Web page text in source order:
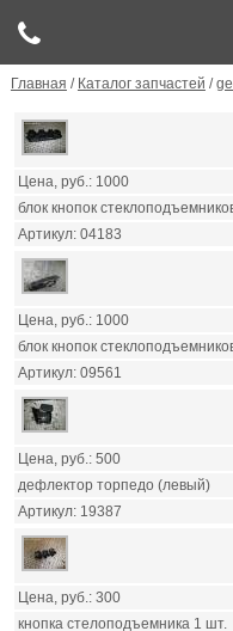
Главная / Каталог запчастей /
1000
блок кнопок
04183
1000
блок кнопок
09561
500
дефлектор торпедо (левый)
19387
300
кнопка стелоподъемника 1 шт.